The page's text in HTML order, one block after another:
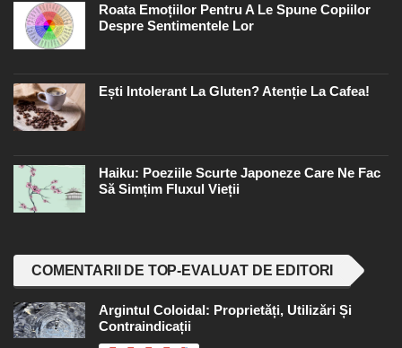
Roata Emoțiilor Pentru A Le Spune Copiilor
Despre Sentimentele Lor
Ești Intolerant La Gluten? Atenție La Cafea!
Haiku: Poeziile Scurte Japoneze Care Ne Fac
Să Simțim Fluxul Vieții
COMENTARII DE TOP-EVALUAT DE EDITORI
Argintul Coloidal: Proprietăți, Utilizări Și
Contraindicații